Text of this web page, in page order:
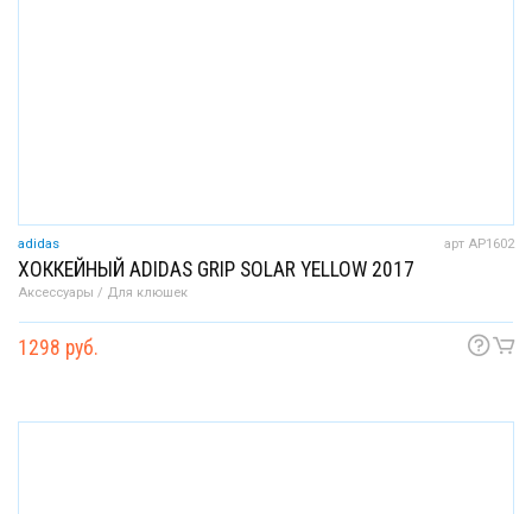
adidas арт AP1602
ХОККЕЙНЫЙ ADIDAS GRIP SOLAR YELLOW 2017
Аксессуары / Для клюшек
1298 руб.